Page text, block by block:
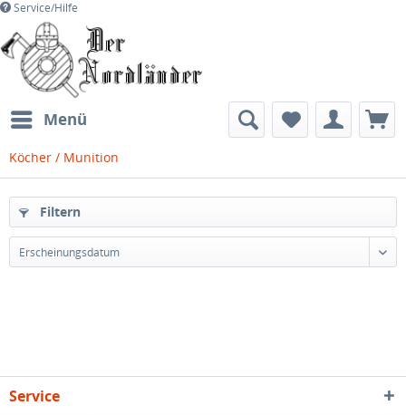
Service/Hilfe
Menü
Köcher / Munition
Filtern
Erscheinungsdatum
Service